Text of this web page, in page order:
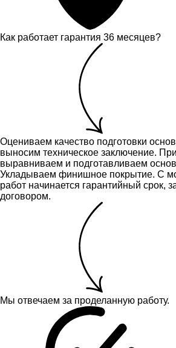
Как работает гарантия 36 месяцев?
Оцениваем качество подготовки
выносим техническое заключение.
выравниваем и подготавливаем
Укладываем финишное покрытие. С
работ начинается гарантийный срок,
договором.
Мы отвечаем за проделанную работу.